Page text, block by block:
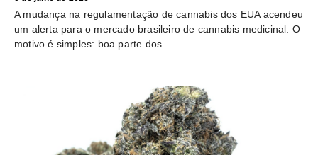
A mudança na regulamentação de cannabis dos EUA acendeu
um alerta para o mercado brasileiro de cannabis medicinal. O
motivo é simples: boa parte dos